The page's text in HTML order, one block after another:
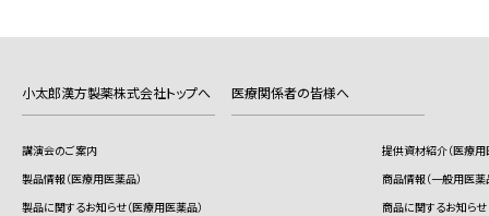
小太郎漢方製薬株式会社トップへ 医療関係者の皆様へ
講演会のご案内
製品情報（医療用医薬品）
製品に関するお知らせ（医療用医薬品）
提供資材紹介（医療用
商品情報（一般用医薬
商品に関するお知らせ